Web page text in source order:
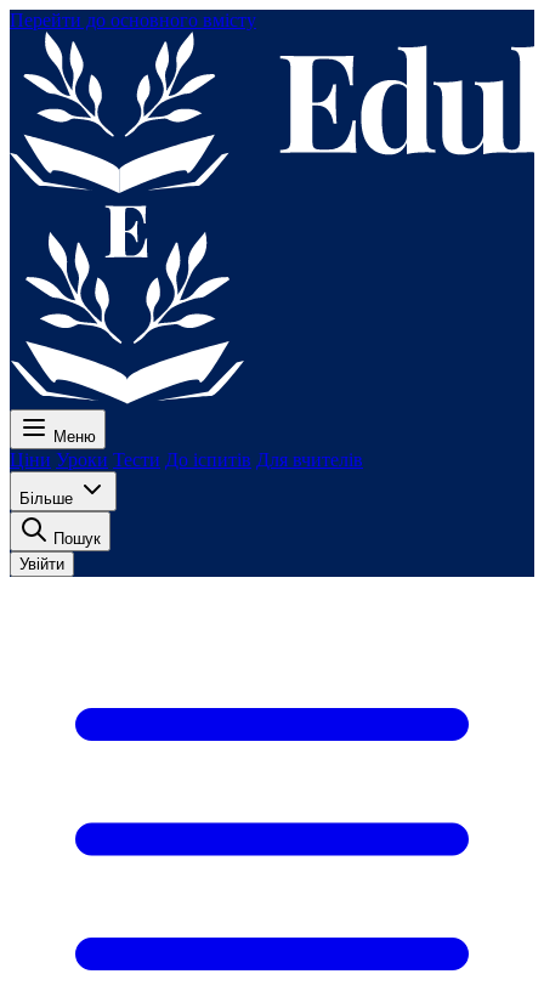
Перейти до основного вмісту
Меню
Ціни Уроки Тести До іспитів Для вчителів
Більше
Пошук
Увійти